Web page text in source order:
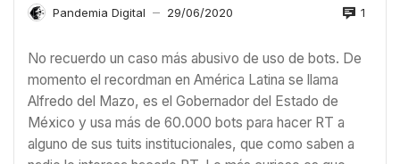
Pandemia Digital — 29/06/2020 1
No recuerdo un caso más abusivo de uso de bots. De
momento el recordman en América Latina se llama
Alfredo del Mazo, es el Gobernador del Estado de
México y usa más de 60.000 bots para hacer RT a
alguno de sus tuits institucionales, que como saben a